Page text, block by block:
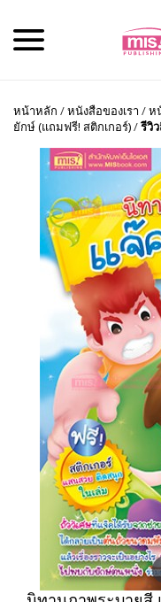
หน้าหลัก /หนังสือของเรา /ห
ยักษ์ (แถมฟรี! สติกเกอร์)/รีวิ